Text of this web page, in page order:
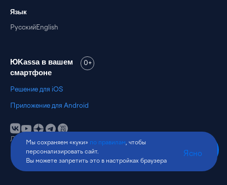
Язык
РусскийEnglish
ЮKassa в вашем
смартфоне
0+
Решение для iOS
Приложение для Android
Лицензия Банка России № 3510-К
© 2026 ООО НКО «
ЮМани
Мы сохраняем «куки» по правилам, чтобы
персонализировать сайт.
Вы можете запретить это в настройках браузера
Ясно